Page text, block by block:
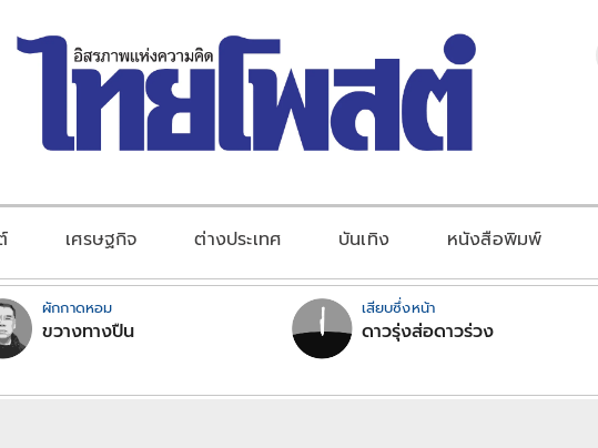
เศรษฐกิจ ต่างประเทศ บันเทิง หนังสือพิมพ์
ผักกาดหอม
ขวางทางปืน
เสียบซึ่งหน้า
ดาวรุ่งส่อดาวร่วง